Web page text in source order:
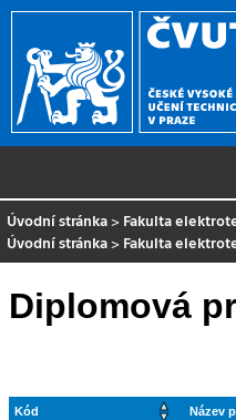
Úvodní stránka > Fakulta
Úvodní stránka > Fakulta
Diplomová
Kód Název